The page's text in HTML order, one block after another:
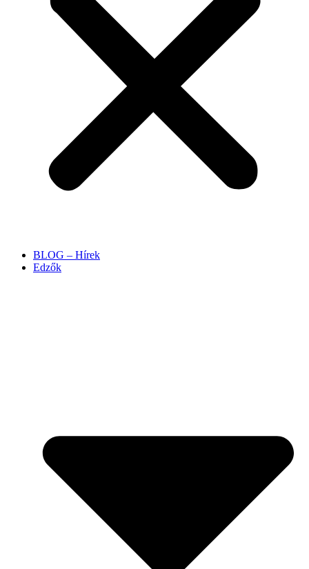
BLOG – Hírek
Edzők